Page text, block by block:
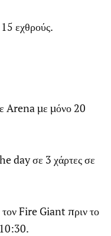
εχθρούς.
Arena με μόνο 20
day σε 3 χάρτες σε
Fire Giant πριν το